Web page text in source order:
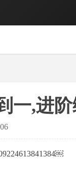
一,进
￼